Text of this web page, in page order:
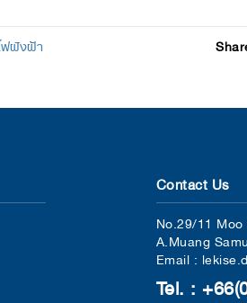
ฟฝังฝ้า
Contact Us
No.29/11
A.Muang
Email :
Tel. :